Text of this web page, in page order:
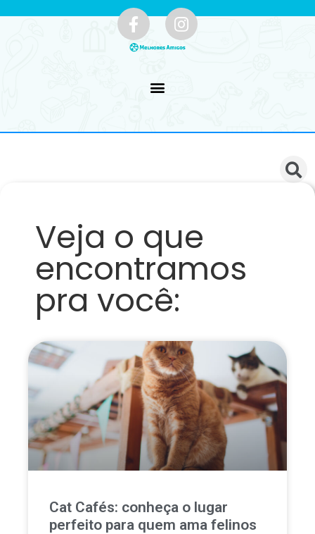
Veja o que
encontramos
pra você:
Cat Cafés: conheça o lugar
perfeito para quem ama felinos